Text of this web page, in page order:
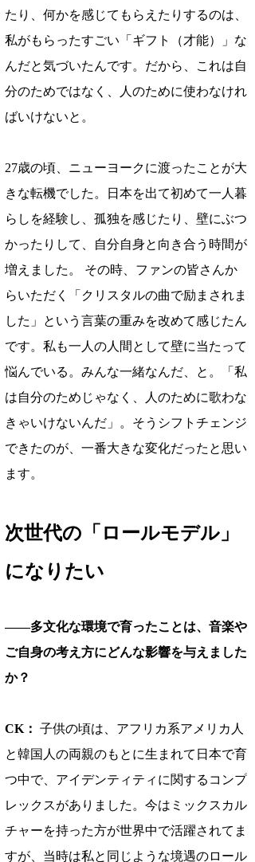
たり、何かを感じてもらえたりするのは、
私がもらったすごい「ギフト（才能）」な
んだと気づいたんです。だから、これは自
分のためではなく、人のために使わなけれ
ばいけないと。
27歳の頃、ニューヨークに渡ったことが大
きな転機でした。日本を出て初めて一人暮
らしを経験し、孤独を感じたり、壁にぶつ
かったりして、自分自身と向き合う時間が
増えました。 その時、ファンの皆さんか
らいただく「クリスタルの曲で励まされま
した」という言葉の重みを改めて感じたん
です。私も一人の人間として壁に当たって
悩んでいる。みんな一緒なんだ、と。「私
は自分のためじゃなく、人のために歌わな
きゃいけないんだ」。そうシフトチェンジ
できたのが、一番大きな変化だったと思い
ます。
次世代の「ロールモデル」
になりたい
――多文化な環境で育ったことは、音楽や
ご自身の考え方にどんな影響を与えました
か？
CK： 子供の頃は、アフリカ系アメリカ人
と韓国人の両親のもとに生まれて日本で育
つ中で、アイデンティティに関するコンプ
レックスがありました。今はミックスカル
チャーを持った方が世界中で活躍されてま
すが、当時は私と同じような境遇のロール